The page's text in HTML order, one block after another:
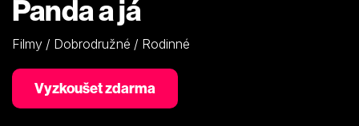
Panda a já
Filmy / Dobrodružné / Rodinné
Vyzkoušet zdarma